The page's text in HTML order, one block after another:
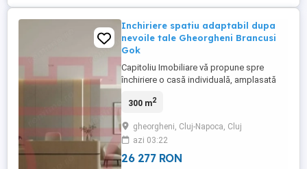
Inchiriere spatiu adaptabil dupa
nevoile tale Gheorgheni Brancusi
Gok
Capitoliu Imobiliare vă propune spre
închiriere o casă individuală, amplasată
Gheorgheni, la intersecția străzilor
poziționării sale avantajoase, proprietatea
este ideală pentru desfășurarea
activităților comerciale sau de servicii. ...
300 m2
gheorgheni, Cluj-Napoca, Cluj
azi 03:22
26 277 RON